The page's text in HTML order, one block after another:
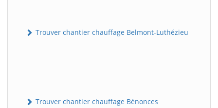
Trouver chantier chauffage Belmont-Luthézieu
Trouver chantier chauffage Bénonces